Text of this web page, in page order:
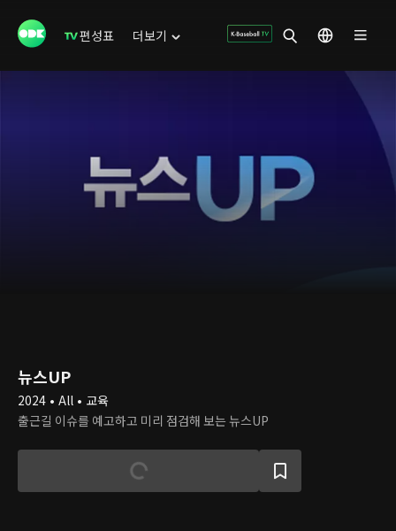
편성표 더보기
뉴스UP
2024 • All • 교육
출근길 이슈를 예고하고 미리 점검해 보는 뉴스UP